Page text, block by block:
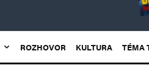
ROZHOVOR KULTURA TÉMA